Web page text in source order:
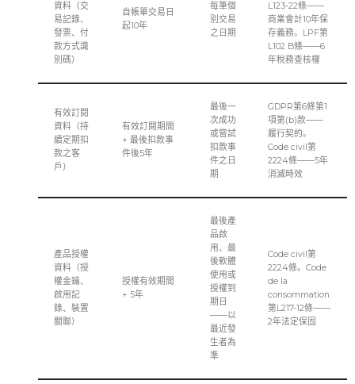
資料（交
易記錄、
發票、付
款方式識
別碼）
自帳單交易日
起10年
每筆個
別交易
之日期
L123-22條——
商業會計10年保
存義務。LPF第
L102 B條——6
年稅務查核權
有效訂閱
資料（持
續定期扣
款之客
戶）
有效訂閱期間
+ 最後扣款事
件後5年
最後一
次成功
或嘗試
扣款事
件之日
期
GDPR第6條第1
項第(b)款——
履行契約。
Code civil第
2224條——5年
消滅時效
產品授權
資料（授
權金鑰、
啟用記
錄、裝置
關聯）
授權有效期間
+ 5年
最後產
品啟
用、最
後軟體
使用或
授權到
期日
——以
最近發
生者為
準
Code civil第
2224條。Code
de la
consommation
第L217-12條——
2年法定保固